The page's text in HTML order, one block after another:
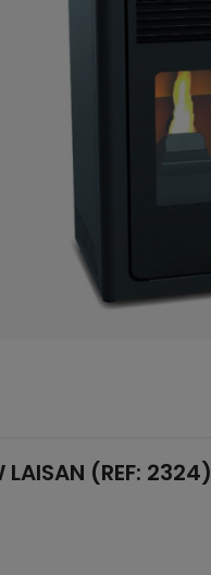
LAISAN (REF: 2324)